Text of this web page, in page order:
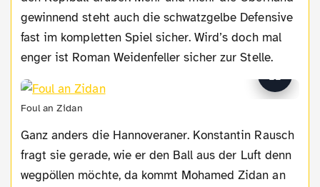
gewinnend steht auch die schwatzgelbe Defensive
fast im kompletten Spiel sicher. Wird’s doch mal
enger ist Roman Weidenfeller sicher zur Stelle.
Foul an Zidan
Ganz anders die Hannoveraner. Konstantin Rausch
fragt sie gerade, wie er den Ball aus der Luft denn
wegpöllen möchte, da kommt Mohamed Zidan an